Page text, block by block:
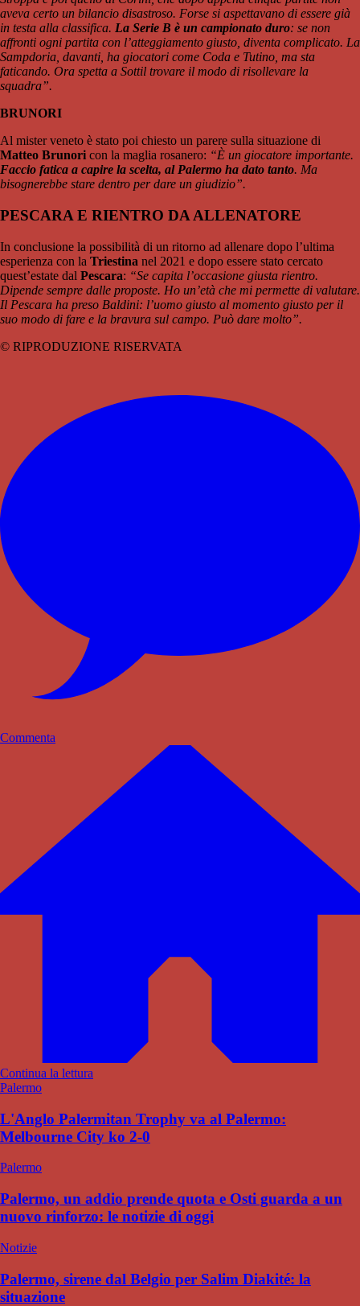
aveva certo un bilancio disastroso. Forse si aspettavano di essere già
in testa alla classifica. La Serie B è un campionato duro: se non
affronti ogni partita con l’atteggiamento giusto, diventa complicato. La
Sampdoria, davanti, ha giocatori come Coda e Tutino, ma sta
faticando. Ora spetta a Sottil trovare il modo di risollevare la
squadra”.
BRUNORI
Al mister veneto è stato poi chiesto un parere sulla situazione di
Matteo Brunori con la maglia rosanero: “È un giocatore importante.
Faccio fatica a capire la scelta, al Palermo ha dato tanto. Ma
bisognerebbe stare dentro per dare un giudizio”.
PESCARA E RIENTRO DA ALLENATORE
In conclusione la possibilità di un ritorno ad allenare dopo l’ultima
esperienza con la Triestina nel 2021 e dopo essere stato cercato
quest’estate dal Pescara: “Se capita l’occasione giusta rientro.
Dipende sempre dalle proposte. Ho un’età che mi permette di valutare.
Il Pescara ha preso Baldini: l’uomo giusto al momento giusto per il
suo modo di fare e la bravura sul campo. Può dare molto”.
© RIPRODUZIONE RISERVATA
Commenta
Continua la lettura
Palermo
L'Anglo Palermitan Trophy va al Palermo:
Melbourne City ko 2-0
Palermo
Palermo, un addio prende quota e Osti guarda a un
nuovo rinforzo: le notizie di oggi
Notizie
Palermo, sirene dal Belgio per Salim Diakité: la
situazione